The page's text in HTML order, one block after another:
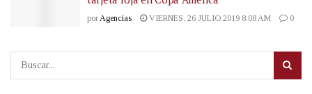
por Agencias VIERNES, 26 JULIO 2019 8:08 AM 0